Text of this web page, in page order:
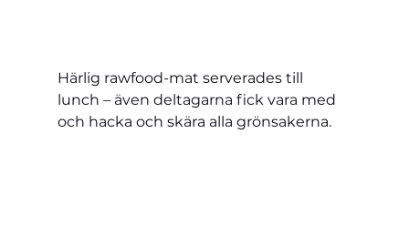
Härlig rawfood-mat serverades till
lunch – även deltagarna fick vara med
och hacka och skära alla grönsakerna.